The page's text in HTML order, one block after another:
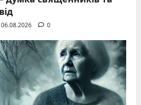
06.08.2026 0